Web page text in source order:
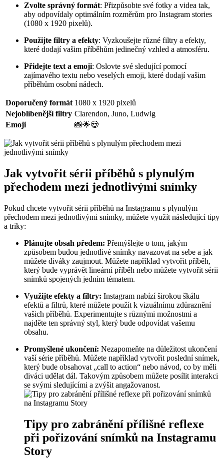
Zvolte správný formát: Přizpůsobte své fotky a videa tak,
aby odpovídaly optimálním rozměrům pro Instagram stories
(1080 x 1920 pixelů).
Použijte filtry a efekty: Vyzkoušejte různé filtry a efekty,
které dodají vašim příběhům jedinečný vzhled a atmosféru.
Přidejte text a emoji: Oslovte své sledující pomocí
zajímavého textu nebo veselých emoji, které dodají vašim
příběhům osobní nádech.
Doporučený formát 1080 x 1920 pixelů
Nejoblíbenější filtry Clarendon, Juno, Ludwig
Emoji
📸🌟😍
Jak vytvořit sérii příběhů s plynulým
přechodem mezi jednotlivými snímky
Pokud chcete vytvořit sérii příběhů na Instagramu s plynulým
přechodem mezi jednotlivými snímky, můžete využít následující tipy
a triky:
Plánujte obsah předem: Přemýšlejte o tom, jakým
způsobem budou jednotlivé snímky navazovat na sebe a jak
můžete diváky zaujmout. Můžete například vytvořit příběh,
který bude vyprávět lineární příběh nebo můžete vytvořit sérii
snímků spojených jedním tématem.
Využijte efekty a filtry: Instagram nabízí širokou škálu
efektů a filtrů, které můžete použít k vizuálnímu zdůraznění
vašich příběhů. Experimentujte s různými možnostmi a
najděte ten správný styl, který bude odpovídat vašemu
obsahu.
Promyšlené ukončení: Nezapomeňte na důležitost ukončení
vaší série příběhů. Můžete například vytvořit poslední snímek,
který bude obsahovat „call to action“ nebo návod, co by měli
diváci udělat dál. Takovým způsobem můžete posílit interakci
se svými sledujícími a zvýšit angažovanost.
Tipy pro zabránění přílišné reflexe
při pořizování snímků na Instagramu
Story